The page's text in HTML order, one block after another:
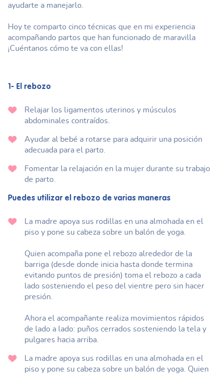
ayudarte a manejarlo.
Hoy te comparto cinco técnicas que en mi experiencia
acompañando partos que han funcionado de maravilla
¡Cuéntanos cómo te va con ellas!
1- El rebozo
Relajar los ligamentos uterinos y músculos
abdominales contraídos.
Ayudar al bebé a rotarse para adquirir una posición
adecuada para el parto.
Fomentar la relajación en la mujer durante su trabajo
de parto.
Puedes utilizar el rebozo de varias maneras
La madre apoya sus rodillas en una almohada en el
piso y pone su cabeza sobre un balón de yoga.
Quien acompaña pone el rebozo alrededor de la
barriga (desde donde inicia hasta donde termina
evitando puntos de presión) toma el rebozo a cada
lado sosteniendo el peso del vientre pero sin hacer
presión.
Ahora el acompañante realiza movimientos rápidos
de lado a lado: puños cerrados sosteniendo la tela y
pulgares hacia arriba.
La madre apoya sus rodillas en una almohada en el
piso y pone su cabeza sobre un balón de yoga. Quien